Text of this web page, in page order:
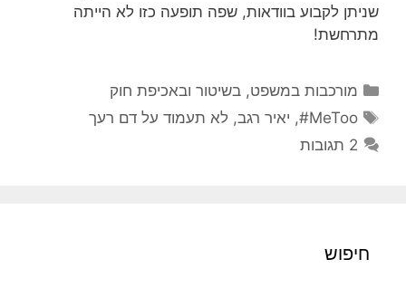
שניתן לקבוע בוודאות, שפה תופעה כזו לא הייתה
מתרחשת!
קטגוריות
מורכבות במשפט, בשיטור ובאכיפת חוק
תגיות
MeToo#
, יאיר רגב, לא תעמוד על דם רעך
2 תגובות
חיפוש